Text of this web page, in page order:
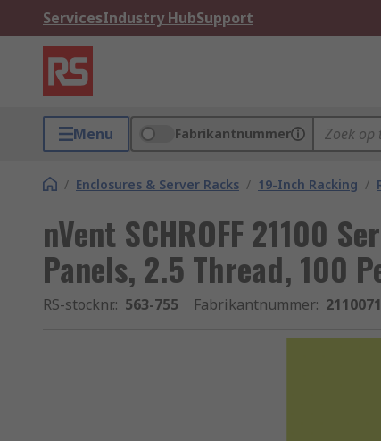
ServicesIndustry HubSupport
Menu Fabrikantnummer
/ Enclosures & Server Racks / 19-Inch Racking /
nVent SCHROFF 21100
Panels, 2.5 Thread, 100
RS-stocknr.: 563-755 Fabrikantnummer: